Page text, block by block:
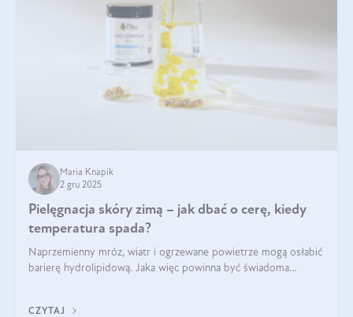
Maria Knapik
2 gru 2025
Pielęgnacja skóry zimą – jak dbać o cerę, kiedy
temperatura spada?
Naprzemienny mróz, wiatr i ogrzewane powietrze mogą osłabić
barierę hydrolipidową. Jaka więc powinna być świadoma
CZYTAJ